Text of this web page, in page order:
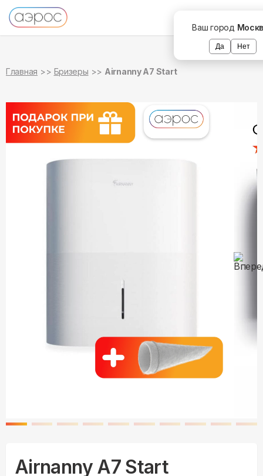
Ваш город
Да Нет
Главная Бризеры Airnanny A7 Start
Airnanny A7 Start
в наличии
в наличии